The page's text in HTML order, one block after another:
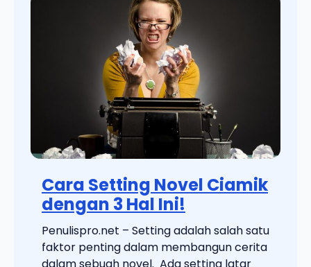
Cara Setting Novel Ciamik
dengan 3 Hal Ini!
Penulispro.net – Setting adalah salah satu
faktor penting dalam membangun cerita